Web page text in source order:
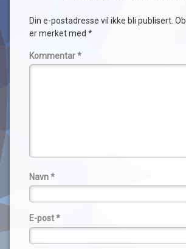
Din e-postadresse vil ikke bli publisert.
er merket med *
Kommentar*
Navn*
E-post*